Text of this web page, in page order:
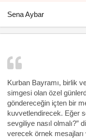
Sena Aybar
Kurban Bayramı, birlik
simgesi olan özel
göndereceğin içten bir
kuvvetlendirecek. Eğer
sevgiliye nasıl olmalı?”
verecek örnek mesajları